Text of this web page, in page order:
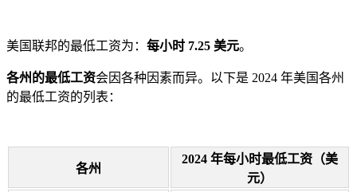
美国联邦的最低工资为： 每小时 7.25 美元。
各州的最低工资会因各种因素而异。以下是 2024 年美国各州
的最低工资的列表：
各州
2024 年每小时最低工资（美
元）